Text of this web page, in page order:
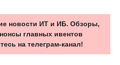
новости ИТ и ИБ. Обзоры,
главных ивентов
на телеграм-канал!